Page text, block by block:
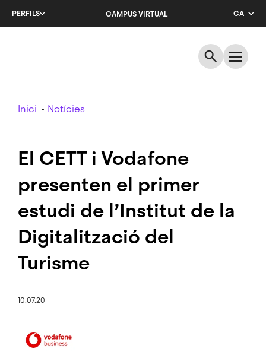
PERFILS CAMPUS VIRTUAL
CA
ES
Breadcrumb
Inici Notícies
El CETT i Vodafone
presenten el primer
estudi de l’Institut de la
Digitalització del
Turisme
10.07.20
Imatge